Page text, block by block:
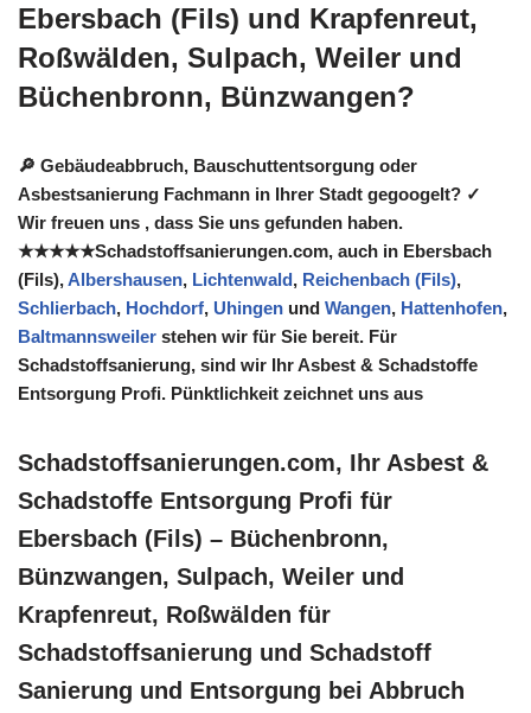
Ebersbach (Fils) und Krapfenreut,
Roßwälden, Sulpach, Weiler und
Büchenbronn, Bünzwangen?
🔎 Gebäudeabbruch, Bauschuttentsorgung oder
Asbestsanierung Fachmann in Ihrer Stadt gegoogelt? ✓
Wir freuen uns , dass Sie uns gefunden haben.
★★★★★Schadstoffsanierungen.com, auch in Ebersbach
(Fils),Albershausen, Lichtenwald, Reichenbach (Fils),
Schlierbach, Hochdorf, Uhingen und Wangen, Hattenhofen,
Baltmannsweiler stehen wir für Sie bereit. Für
Schadstoffsanierung, sind wir Ihr Asbest & Schadstoffe
Entsorgung Profi. Pünktlichkeit zeichnet uns aus
Schadstoffsanierungen.com, Ihr Asbest &
Schadstoffe Entsorgung Profi für
Ebersbach (Fils) – Büchenbronn,
Bünzwangen, Sulpach, Weiler und
Krapfenreut, Roßwälden für
Schadstoffsanierung und Schadstoff
Sanierung und Entsorgung bei Abbruch